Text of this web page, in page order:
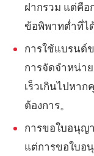
ฝากรวม แต่คือ
ข้อพิพาทต่ำที่ไ
การใช้แบรนด์
การจัดจำหน่า
เร็วเกินไปหา
ต้องการ。
การขอใบอนุญ
แต่การขอใบอ